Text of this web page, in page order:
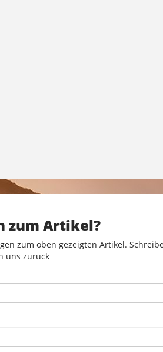
zum Artikel?
zum oben gezeigten Artikel.
uns zurück